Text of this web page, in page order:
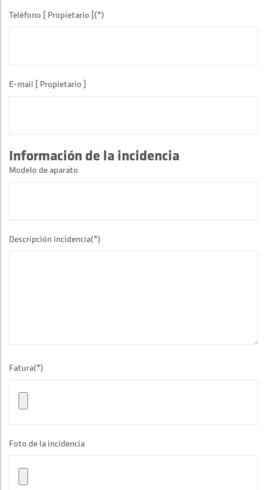
Teléfono [ Propietario ](*)
E-mail [ Propietario ]
Información de la incidencia
Modelo de aparato
Descripción incidencia(*)
Fatura(*)
Foto de la incidencia